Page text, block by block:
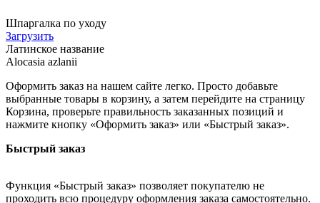
Шпаргалка по уходу
Загрузить
Латинское название
Alocasia azlanii
Оформить заказ на нашем сайте легко. Просто добавьте
выбранные товары в корзину, а затем перейдите на страницу
Корзина, проверьте правильность заказанных позиций и
нажмите кнопку «Оформить заказ» или «Быстрый заказ».
Быстрый заказ
Функция «Быстрый заказ» позволяет покупателю не
проходить всю процедуру оформления заказа самостоятельно.